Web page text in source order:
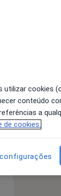
utilizar cookies
conteúdo
a
de cookies.